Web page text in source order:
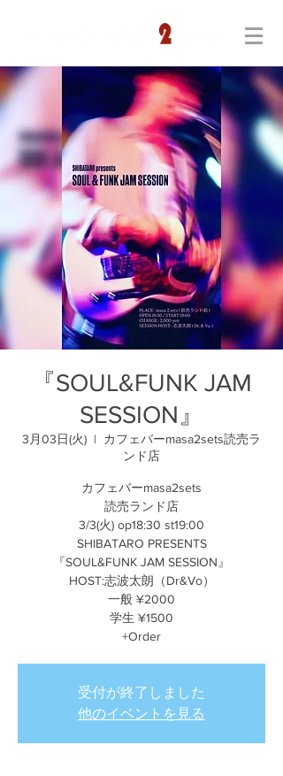
『SOUL&FUNK JAM
SESSION』
3月03日(火)
  |
カフェバーmasa2sets読売ラ
ンド店
カフェバーmasa2sets
読売ランド店
3/3(火) op18:30 st19:00
SHIBATARO PRESENTS
『SOUL&FUNK JAM SESSION』
HOST:志波太朗（Dr&Vo）
一般 ¥2000
学生 ¥1500
+Order
受付が終了しました
他のイベントを見る